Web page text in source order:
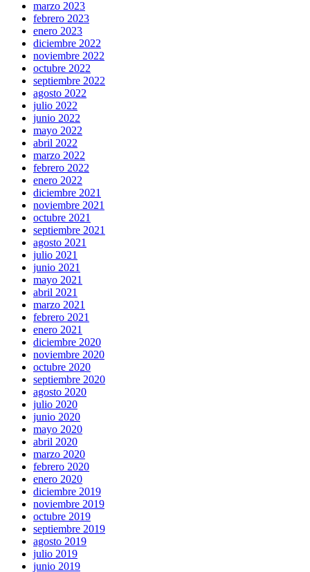
marzo 2023
febrero 2023
enero 2023
diciembre 2022
noviembre 2022
octubre 2022
septiembre 2022
agosto 2022
julio 2022
junio 2022
mayo 2022
abril 2022
marzo 2022
febrero 2022
enero 2022
diciembre 2021
noviembre 2021
octubre 2021
septiembre 2021
agosto 2021
julio 2021
junio 2021
mayo 2021
abril 2021
marzo 2021
febrero 2021
enero 2021
diciembre 2020
noviembre 2020
octubre 2020
septiembre 2020
agosto 2020
julio 2020
junio 2020
mayo 2020
abril 2020
marzo 2020
febrero 2020
enero 2020
diciembre 2019
noviembre 2019
octubre 2019
septiembre 2019
agosto 2019
julio 2019
junio 2019